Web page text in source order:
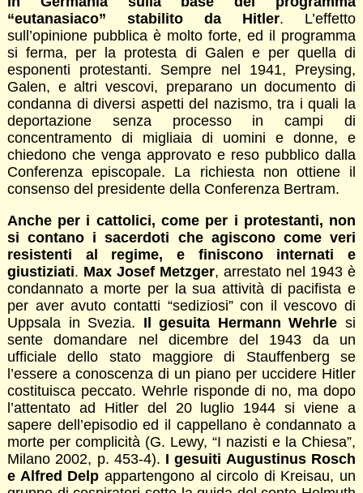
“eutanasiaco” stabilito da Hitler. L’effetto
sull’opinione pubblica è molto forte, ed il programma
si ferma, per la protesta di Galen e per quella di
esponenti protestanti. Sempre nel 1941, Preysing,
Galen, e altri vescovi, preparano un documento di
condanna di diversi aspetti del nazismo, tra i quali la
deportazione senza processo in campi di
concentramento di migliaia di uomini e donne, e
chiedono che venga approvato e reso pubblico dalla
Conferenza episcopale. La richiesta non ottiene il
consenso del presidente della Conferenza Bertram.
Anche per i cattolici, come per i protestanti, non
si contano i sacerdoti che agiscono come veri
resistenti al regime, e finiscono internati e
giustiziati. Max Josef Metzger, arrestato nel 1943 è
condannato a morte per la sua attività di pacifista e
per aver avuto contatti “sediziosi” con il vescovo di
Uppsala in Svezia. Il gesuita Hermann Wehrle si
sente domandare nel dicembre del 1943 da un
ufficiale dello stato maggiore di Stauffenberg se
l’essere a conoscenza di un piano per uccidere Hitler
costituisca peccato. Wehrle risponde di no, ma dopo
l’attentato ad Hitler del 20 luglio 1944 si viene a
sapere dell’episodio ed il cappellano è condannato a
morte per complicità (G. Lewy, “I nazisti e la Chiesa”,
Milano 2002, p. 453-4). I gesuiti Augustinus Rosch
e Alfred Delp appartengono al circolo di Kreisau, un